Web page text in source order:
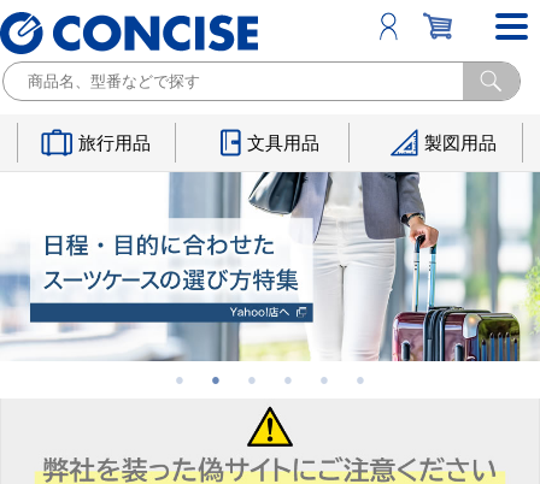
旅行用品 文具用品 製図用品